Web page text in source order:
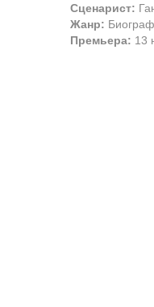
Сценарист:
Жанр:
Премьера: 13